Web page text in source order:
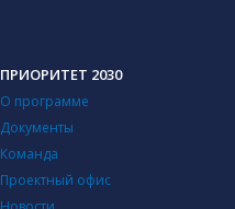
ПРИОРИТЕТ 2030
О программе
Документы
Команда
Проектный офис